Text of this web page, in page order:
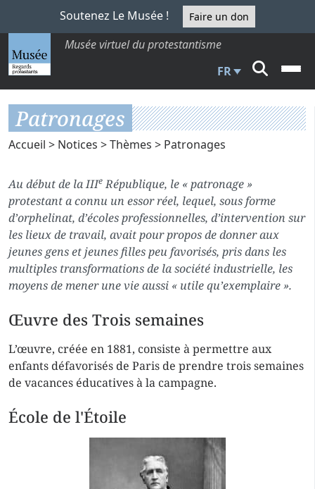
Soutenez Le Musée ! Faire un don
Musée virtuel du protestantisme
FR
Patronages
Accueil > Notices >Thèmes > Patronages
Au début de la IIIeRépublique, le « patronage »
protestant a connu un essor réel, lequel, sous forme
d’orphelinat, d’écoles professionnelles, d’intervention sur
les lieux de travail, avait pour propos de donner aux
jeunes gens et jeunes filles peu favorisés, pris dans les
multiples transformations de la société industrielle, les
moyens de mener une vie aussi « utile qu’exemplaire ».
Œuvre des Trois semaines
L’œuvre, créée en 1881, consiste à permettre aux
enfants défavorisés de Paris de prendre trois semaines
de vacances éducatives à la campagne.
École de l'Étoile